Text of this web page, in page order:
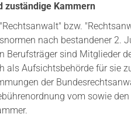
zuständige Kammern
bzw.
nach bestandener 2.
Berufsträger sind Mitglieder
als Aufsichtsbehörde für sie
der
vom sowie